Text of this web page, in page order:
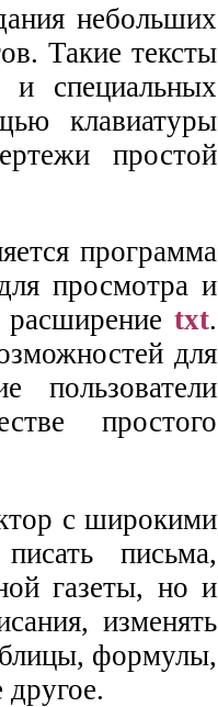
небольших
Такие тексты
и специальных
клавиатуры
простой
программа
просмотра и
txt.
для
пользователи
простого
с широкими
письма,
газеты, но и
изменять
формулы,